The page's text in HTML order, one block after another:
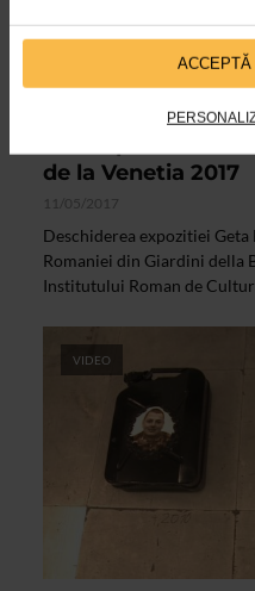
de la Venetia 2017
11/05/2017
Deschiderea expozitiei
Romaniei din Giardini della
Institutului Roman de
VIDEO